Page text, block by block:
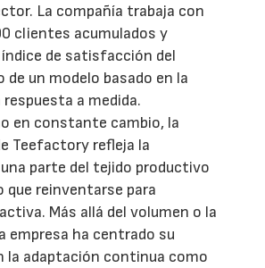
La compañía trabaja con
clientes acumulados y
de satisfacción del
de un modelo basado en la
a medida.
en constante cambio, la
Teefactory refleja la
parte del tejido productivo
que reinventarse para
Más allá del volumen o la
empresa ha centrado su
la adaptación continua como